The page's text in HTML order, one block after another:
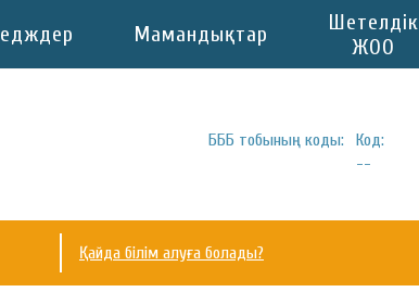
Мамандықтар
Шетелдік
ЖОО
БББ тобының коды:
Код:
--
Қайда білім алуға болады?